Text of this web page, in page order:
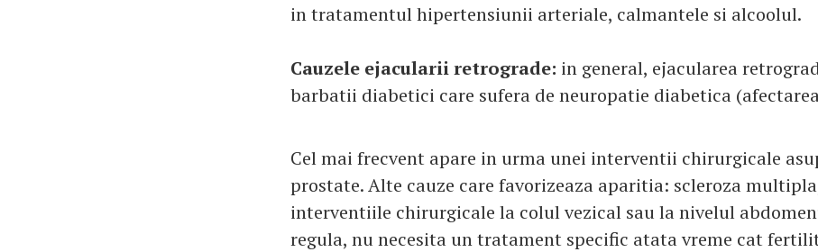
in tratamentul hipertensiunii arteriale, calmantele si alcoolul.
Cauzele ejacularii retrograde: in general, ejacularea
barbatii diabetici care sufera de neuropatie diabetica
Cel mai frecvent apare in urma unei interventii chirurgicale
prostate. Alte cauze care favorizeaza aparitia: scleroza
interventiile chirurgicale la colul vezical sau la nivelul
regula, nu necesita un tratament specific atata vreme cat